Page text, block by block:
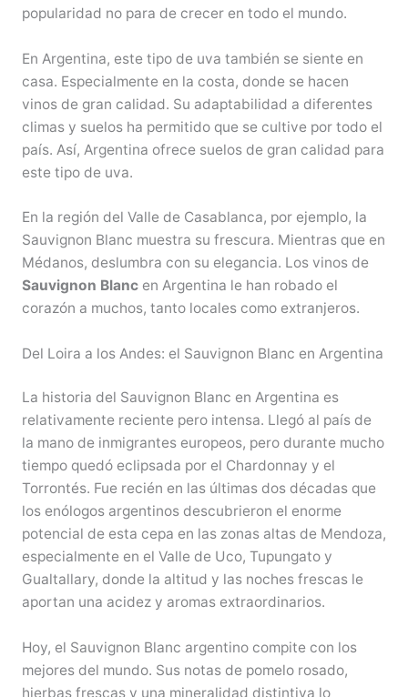
popularidad no para de crecer en todo el mundo.
En Argentina, este tipo de uva también se siente en
casa. Especialmente en la costa, donde se hacen
vinos de gran calidad. Su adaptabilidad a diferentes
climas y suelos ha permitido que se cultive por todo el
país. Así, Argentina ofrece suelos de gran calidad para
este tipo de uva.
En la región del Valle de Casablanca, por ejemplo, la
Sauvignon Blanc muestra su frescura. Mientras que en
Médanos, deslumbra con su elegancia. Los vinos de
Sauvignon Blancen Argentina le han robado el
corazón a muchos, tanto locales como extranjeros.
Del Loira a los Andes: el Sauvignon Blanc en Argentina
La historia del Sauvignon Blanc en Argentina es
relativamente reciente pero intensa. Llegó al país de
la mano de inmigrantes europeos, pero durante mucho
tiempo quedó eclipsada por el Chardonnay y el
Torrontés. Fue recién en las últimas dos décadas que
los enólogos argentinos descubrieron el enorme
potencial de esta cepa en las zonas altas de Mendoza,
especialmente en el Valle de Uco, Tupungato y
Gualtallary, donde la altitud y las noches frescas le
aportan una acidez y aromas extraordinarios.
Hoy, el Sauvignon Blanc argentino compite con los
mejores del mundo. Sus notas de pomelo rosado,
hierbas frescas y una mineralidad distintiva lo